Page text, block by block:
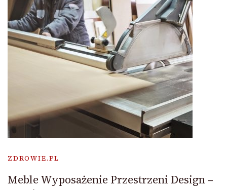
ZDROWIE.PL
Meble Wyposażenie Przestrzeni Design –